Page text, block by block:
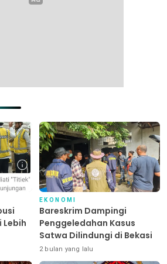
Lebih
EKONOMI
Bareskrim Dampingi
Penggeledahan Kasus
Satwa Dilindungi di Bekasi
2 bulan yang lalu